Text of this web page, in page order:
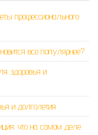
профессионального
все популярнее?
здоровья и
и долголетия
что на самом деле